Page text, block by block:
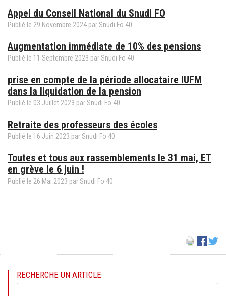
Appel du Conseil National du Snudi FO
Publié le 29 Novembre 2024 par Snudi Fo 40
Augmentation immédiate de 10% des pensions
Publié le 11 Septembre 2023 par Snudi Fo 40
prise en compte de la période allocataire IUFM
dans la liquidation de la pension
Publié le 03 Juillet 2023 par Snudi Fo 40
Retraite des professeurs des écoles
Publié le 16 Juin 2023 par Snudi Fo 40
Toutes et tous aux rassemblements le 31 mai, ET
en grève le 6 juin !
Publié le 26 Mai 2023 par Snudi Fo 40
RECHERCHE UN ARTICLE